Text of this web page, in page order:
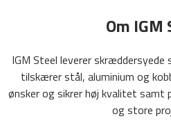
Om IGM
IGM Steel leverer skræddersyede
tilskærer stål, aluminium og
ønsker og sikrer høj kvalitet samt
og store